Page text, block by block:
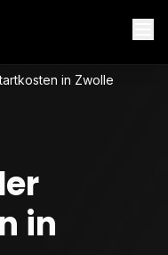
in Zwolle
in